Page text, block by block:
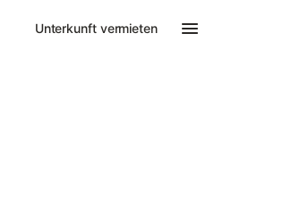
Unterkunft vermieten